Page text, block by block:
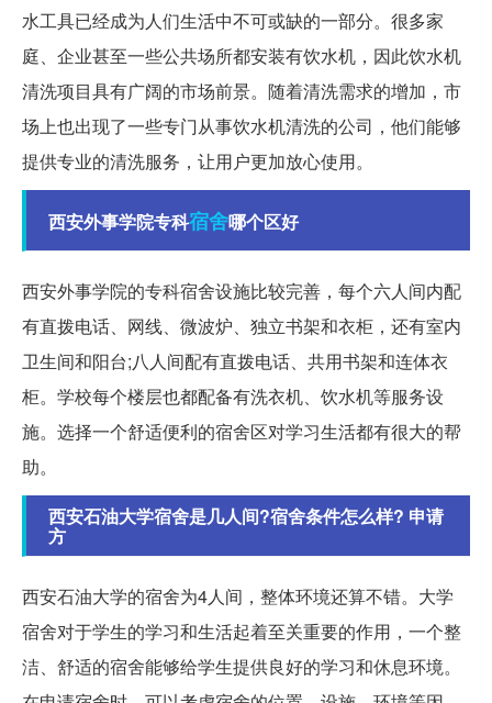
水工具已经成为人们生活中不可或缺的一部分。很多家
庭、企业甚至一些公共场所都安装有饮水机，因此饮水机
清洗项目具有广阔的市场前景。随着清洗需求的增加，市
场上也出现了一些专门从事饮水机清洗的公司，他们能够
提供专业的清洗服务，让用户更加放心使用。
西安外事学院专科宿舍哪个区好
西安外事学院的专科宿舍设施比较完善，每个六人间内配
有直拨电话、网线、微波炉、独立书架和衣柜，还有室内
卫生间和阳台;八人间配有直拨电话、共用书架和连体衣
柜。学校每个楼层也都配备有洗衣机、饮水机等服务设
施。选择一个舒适便利的宿舍区对学习生活都有很大的帮
助。
西安石油大学宿舍是几人间?宿舍条件怎么样? 申请
方
西安石油大学的宿舍为4人间，整体环境还算不错。大学
宿舍对于学生的学习和生活起着至关重要的作用，一个整
洁、舒适的宿舍能够给学生提供良好的学习和休息环境。